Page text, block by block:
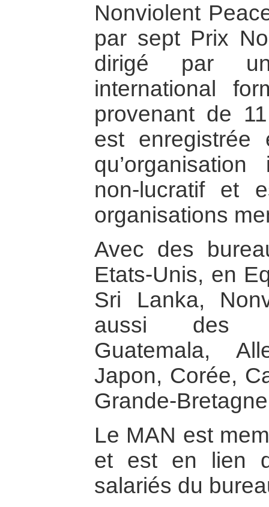
Nonviolent
par sept Prix
dirigé par
international
provenant de
est
non-lucratif et
organisations
Avec des
Etats-Unis, en
Sri Lanka,
aussi des
Guatemala,
Japon, Corée,
Grande-
Le MAN est
et est en lien
salariés du